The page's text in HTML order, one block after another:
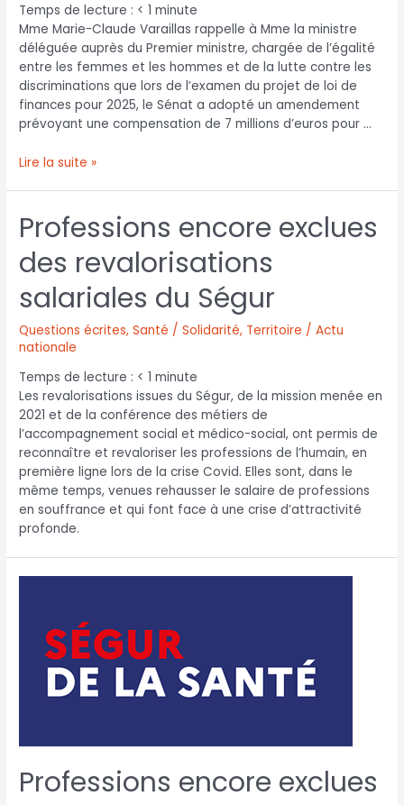
Temps de lecture : < 1 minute
Mme Marie-Claude Varaillas rappelle à Mme la ministre
déléguée auprès du Premier ministre, chargée de l’égalité
entre les femmes et les hommes et de la lutte contre les
discriminations que lors de l’examen du projet de loi de
finances pour 2025, le Sénat a adopté un amendement
prévoyant une compensation de 7 millions d’euros pour …
Lire la suite »
Professions encore exclues
des revalorisations
salariales du Ségur
Questions écrites,Santé / Solidarité, Territoire / Actu
nationale
Temps de lecture : < 1 minute
Les revalorisations issues du Ségur, de la mission menée en
2021 et de la conférence des métiers de
l’accompagnement social et médico-social, ont permis de
reconnaître et revaloriser les professions de l’humain, en
première ligne lors de la crise Covid. Elles sont, dans le
même temps, venues rehausser le salaire de professions
en souffrance et qui font face à une crise d’attractivité
profonde.
Professions encore exclues